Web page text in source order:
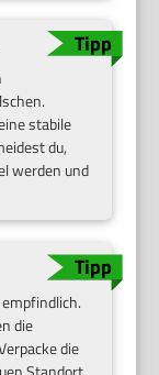
stabile
du,
werden und
die
die